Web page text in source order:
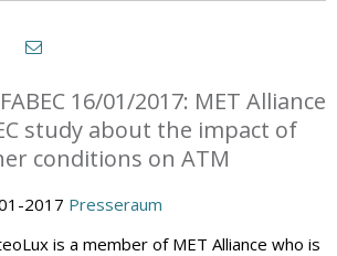
16/01/2017: MET Alliance
study about the impact of
conditions on ATM
2017 Presseraum
is a member of MET Alliance who is